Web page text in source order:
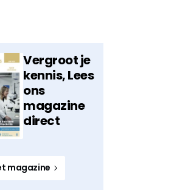
Vergroot je
kennis, Lees
ons
magazine
direct
magazine